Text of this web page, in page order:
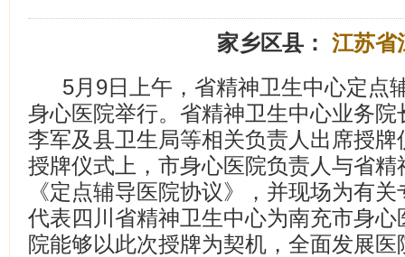
家乡区县： 江苏省
5月9日上午，省精神卫生中心定点
身心医院举行。省精神卫生中心业务
李军及县卫生局等相关负责人出席授牌
授牌仪式上，市身心医院负责人与省
《定点辅导医院协议》，并现场为有
代表四川省精神卫生中心为南充市身
院能够以此次授牌为契机，全面发展